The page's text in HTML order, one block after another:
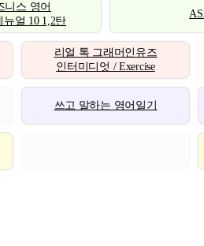
니스 영어
뉴얼 10 1,2탄
리얼 톡 그래머인유즈
인터미디엇 / Exercise
쓰고 말하는 영어일기